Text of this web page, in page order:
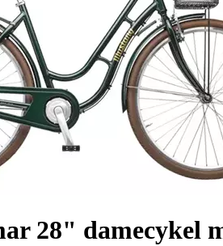
28" damecykel